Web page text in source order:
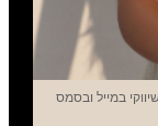
במייל ובסמס